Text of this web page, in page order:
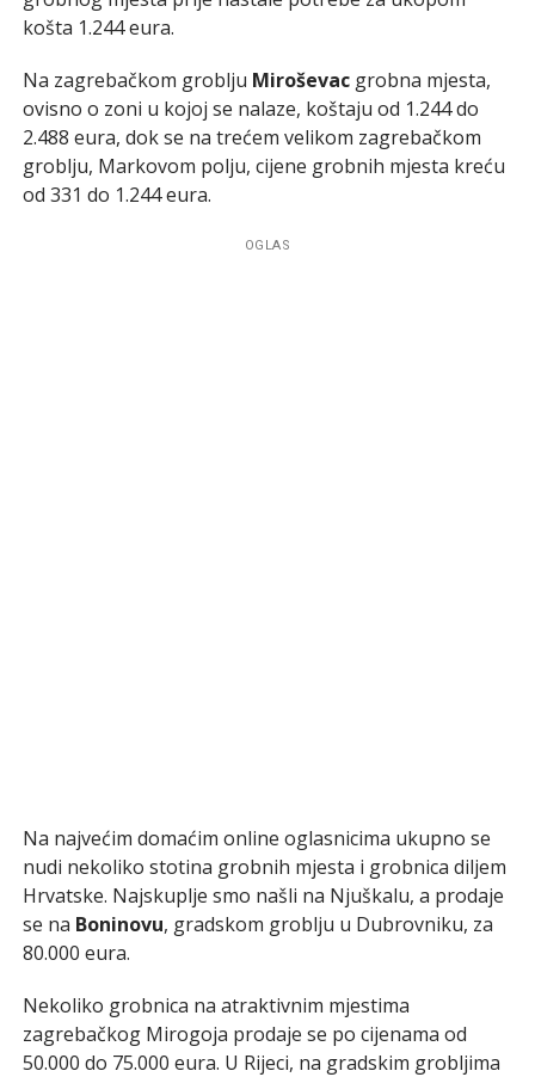
košta 1.244 eura.
Na zagrebačkom groblju Miroševac grobna mjesta,
ovisno o zoni u kojoj se nalaze, koštaju od 1.244 do
2.488 eura, dok se na trećem velikom zagrebačkom
groblju, Markovom polju, cijene grobnih mjesta kreću
od 331 do 1.244 eura.
OGLAS
Na najvećim domaćim online oglasnicima ukupno se
nudi nekoliko stotina grobnih mjesta i grobnica diljem
Hrvatske. Najskuplje smo našli na Njuškalu, a prodaje
se na Boninovu, gradskom groblju u Dubrovniku, za
80.000 eura.
Nekoliko grobnica na atraktivnim mjestima
zagrebačkog Mirogoja prodaje se po cijenama od
50.000 do 75.000 eura. U Rijeci, na gradskim grobljima